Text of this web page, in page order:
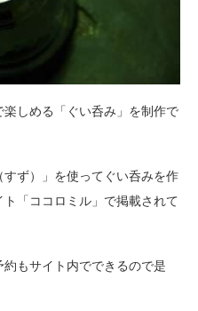
しめる「ぐい呑み」を制作で
ず）」を使ってぐい呑みを作
「ココロミル」で掲載されて
もサイト内でできるので是